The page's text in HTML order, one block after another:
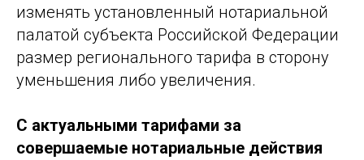
изменять установленный нотариальной
палатой субъекта Российской Федерации
размер регионального тарифа в сторону
уменьшения либо увеличения.
С актуальными тарифами за
совершаемые нотариальные действия